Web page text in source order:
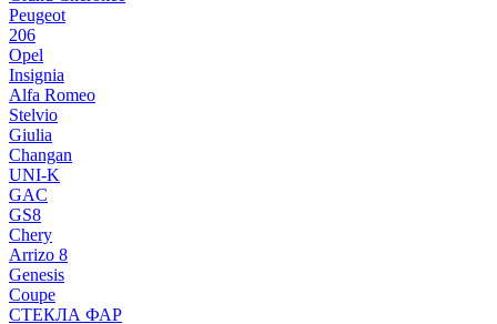
Peugeot
206
Opel
Insignia
Alfa Romeo
Stelvio
Giulia
Changan
UNI-K
GAC
GS8
Chery
Arrizo 8
Genesis
Coupe
СТЕКЛА ФАР